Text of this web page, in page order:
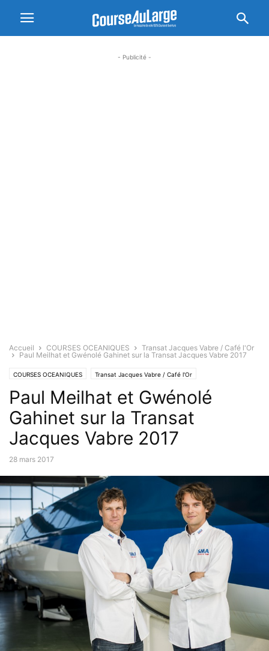
- Publicité -
Accueil COURSES OCEANIQUES
Transat Jacques Vabre / Café l'Or
Paul Meilhat et Gwénolé Gahinet sur la Transat Jacques Vabre 2017
COURSES OCEANIQUES Transat Jacques Vabre / Café l'Or
Paul Meilhat et Gwénolé
Gahinet sur la Transat
Jacques Vabre 2017
28 mars 2017